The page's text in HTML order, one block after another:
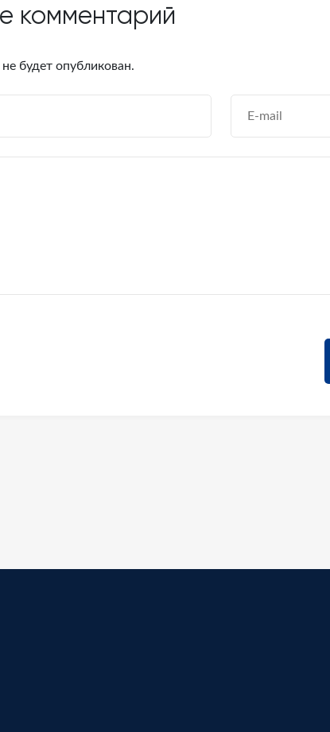
комментарий
будет опубликован.